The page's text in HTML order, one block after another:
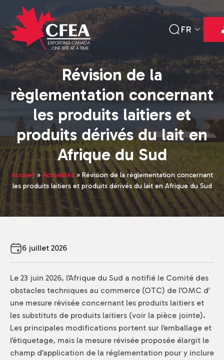
FR
Révision de la
règlementation concernant
les produits laitiers et
produits dérivés du lait en
Afrique du Sud
Accueil »Actualités »Révision de la règlementation concernant
les produits laitiers et produits dérivés du lait en Afrique du Sud
6 juillet 2026
Le 23 juin 2026, l’Afrique du Sud a notifié le Comité des
obstacles techniques au commerce (OTC) de l’OMC d’
une mesure révisée concernant les produits laitiers et
les substituts de produits laitiers (voir la pièce jointe).
Les principales modifications portent sur l’emballage et
l’étiquetage, mais la mesure révisée proposée élargit le
champ d’application de la réglementation pour y inclure